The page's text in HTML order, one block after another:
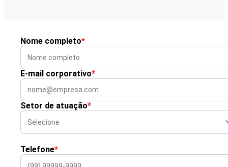
Nome completo*
E-mail corporativo*
Setor de atuação*
Telefone*